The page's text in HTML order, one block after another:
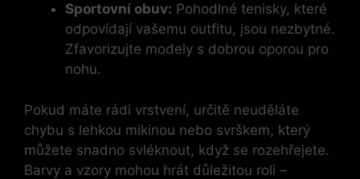
Sportovní obuv: Pohodlné tenisky, které
odpovídají vašemu outfitu, jsou nezbytné.
Zfavorizujte modely s dobrou oporou pro
nohu.
Pokud máte rádi vrstvení, určitě neuděláte
chybu s lehkou mikinou nebo svrškem, který
můžete snadno svléknout, když se rozehřejete.
Barvy a vzory mohou hrát důležitou roli –